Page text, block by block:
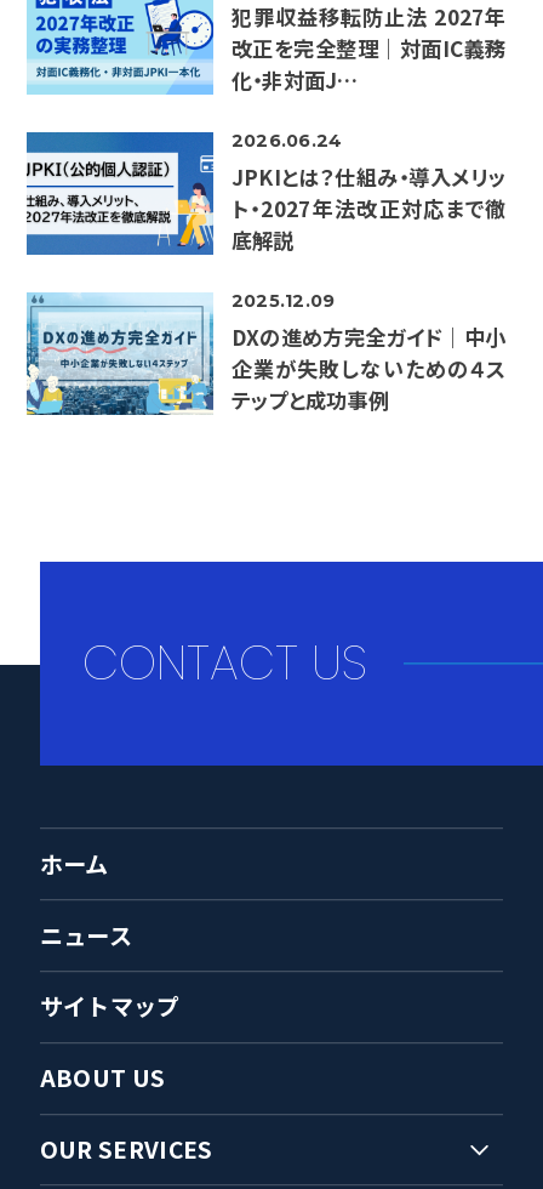
犯罪収益移転防止法 2027年
改正を完全整理｜対面IC義務
化・非対面J…
2026.06.24
JPKIとは？仕組み・導入メリッ
ト・2027年法改正対応まで徹
底解説
2025.12.09
DXの進め方完全ガイド｜中小
企業が失敗しないための４ス
テップと成功事例
CONTACT US
ABOUT US
OUR SERVICES
ホーム
ニュース
サイトマップ